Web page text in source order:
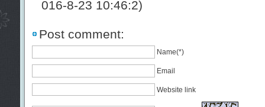
016-8-23 10:46:2)
Post comment:
Name(*)
Email
Website link